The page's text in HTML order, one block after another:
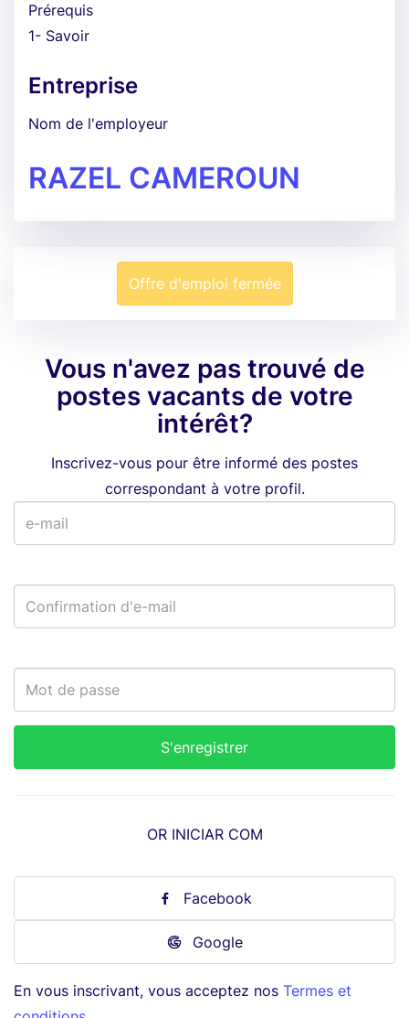
Prérequis
1- Savoir
Entreprise
Nom de l'employeur
RAZEL CAMEROUN
Offre d'emploi fermée
Vous n'avez pas trouvé de
postes vacants de votre
intérêt?
Inscrivez-vous pour être informé des postes
correspondant à votre profil.
OR INICIAR COM
Facebook
Google
En vous inscrivant, vous acceptez nos Termes et